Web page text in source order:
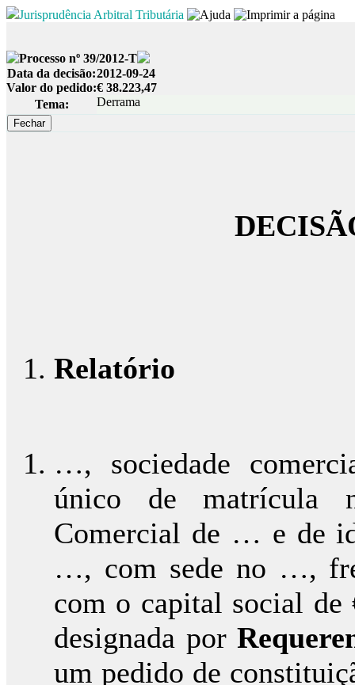
Jurisprudência Arbitral Tributária
Processo nº 39/2012-T
Data da decisão:2012-09-24
Valor do pedido:€ 38.223,47
Tema:
Derrama
Relatório
…, sociedade
único de matrícula
Comercial de … e de
…, com sede no …,
com o capital social
designada por
um pedido de